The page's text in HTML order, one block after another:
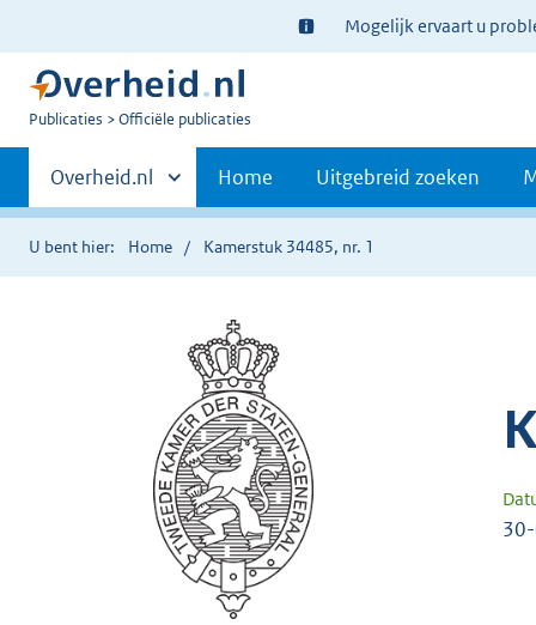
Ter
informatie:
Mogelijk ervaart u
U
Publicaties Officiële publicaties
Primaire
navigatie
Andere
sites
binnen
Overheid.nl Home Uitgebreid zoeken
U bent hier: Home Kamerstuk 34485, nr. 1